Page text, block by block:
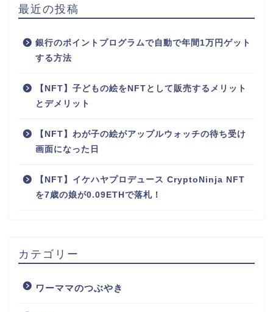
最近の投稿
銀行のポイントプログラムで自動で年間1万円ゲット
する方法
【NFT】子どもの絵をNFTとして販売するメリット
とデメリット
【NFT】わが子の絵がアップルウォッチの待ち受け
画面になった日
【NFT】イケハヤプロデュース CryptoNinja NFT
を7歳の娘が0.09ETHで落札！
カテゴリー
ワーママのつぶやき